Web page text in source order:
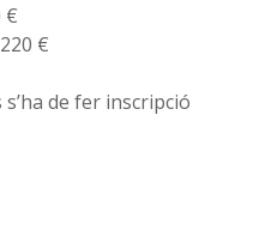
€
220 €
de fer inscripció